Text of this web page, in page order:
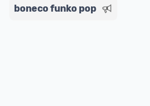
boneco funko pop